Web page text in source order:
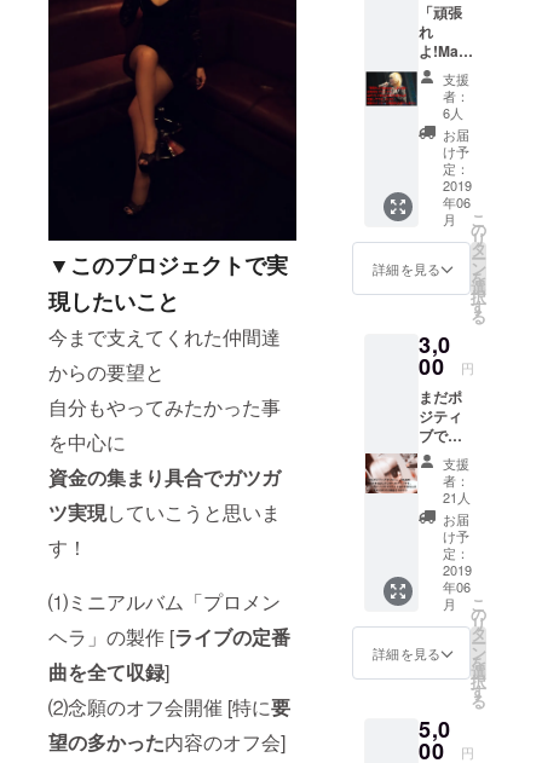
▼このプロジェクトで実
現したいこと
今まで支えてくれた仲間達
からの要望と
自分もやってみたかった事
を中心に
資金の集まり具合でガツガ
ツ実現していこうと思いま
す！
⑴ミニアルバム「プロメン
ヘラ」の製作 [ライブの定番
曲を全て収録]
⑵念願のオフ会開催 [特に要
望の多かった内容のオフ会]
様々な現場
での経験を
生かし
オールジャ
ンルを歌い
こなすツワ
TV出演はも
ちろん、雑
誌やラジオ
でなく多方
面で活躍し
ている。
「頑張
れ
よ!Man
nie」 お
気持ち
プラン
です。
CDやオ
フ会な
どは付
きませ
んが 支
援して
下さっ
た方に
セージ
動画を
お送り
します
☺︎
支援
者：
6人
お届
け予
定：
2019
年06
月
詳細を見る
こ
の
リ
タ
ー
ン
を
選
択
す
る
3,0
00 円
まだポ
ジティ
ブでい
たい」
CDだけ
をGetし
たい方
へのプ
ランで
す。 メ
ンヘラ
ナイフ
やブロ
マイド
は付き
プルに
CDだけ
支援
者：
21人
お届
け予
定：
2019
年06
月
詳細を見る
こ
の
リ
タ
ー
ン
を
選
択
す
る
5,0
00 円